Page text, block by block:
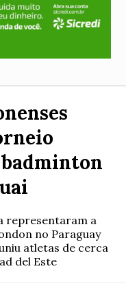
representaram a
no Paraguay
atletas de cerca
del Este